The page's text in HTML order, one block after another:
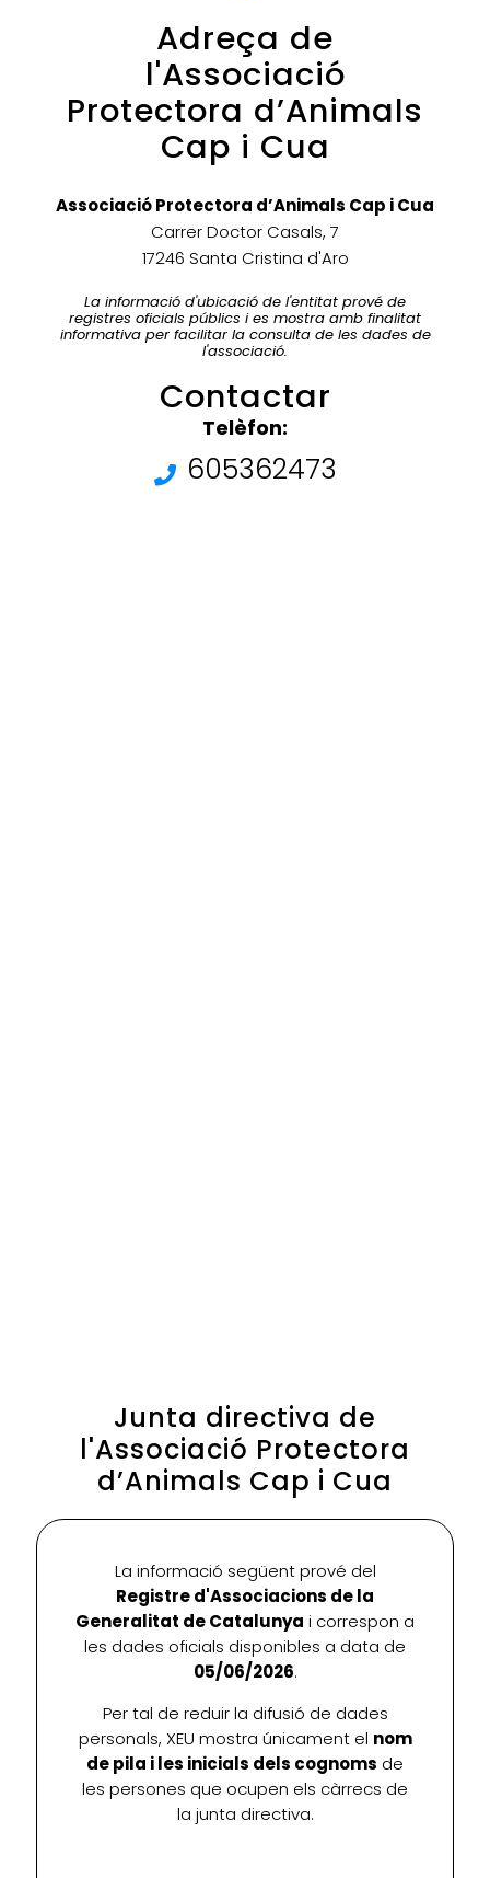
Adreça de
l'Associació
Protectora d’Animals
Cap i Cua
Associació Protectora d’Animals Cap i Cua
Carrer Doctor Casals, 7
17246 Santa Cristina d'Aro
La informació d'ubicació de l'entitat prové de
registres oficials públics i es mostra amb finalitat
informativa per facilitar la consulta de les dades de
l'associació.
Contactar
Telèfon:
605362473
Junta directiva de
l'Associació Protectora
d’Animals Cap i Cua
La informació següent prové del
Registre d'Associacions de la
Generalitat de Catalunya i correspon a
les dades oficials disponibles a data de
05/06/2026.
Per tal de reduir la difusió de dades
personals, XEU mostra únicament el nom
de pila i les inicials dels cognoms de
les persones que ocupen els càrrecs de
la junta directiva.